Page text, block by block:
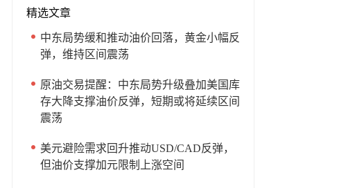
精选文章
中东局势缓和推动油价回落，黄金小幅反
弹，维持区间震荡
原油交易提醒：中东局势升级叠加美国库
存大降支撑油价反弹，短期或将延续区间
震荡
美元避险需求回升推动USD/CAD反弹，
但油价支撑加元限制上涨空间